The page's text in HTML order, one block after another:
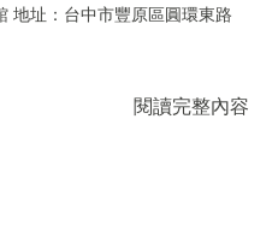
地址：台中市豐原區圓環東路
閱讀完整內容